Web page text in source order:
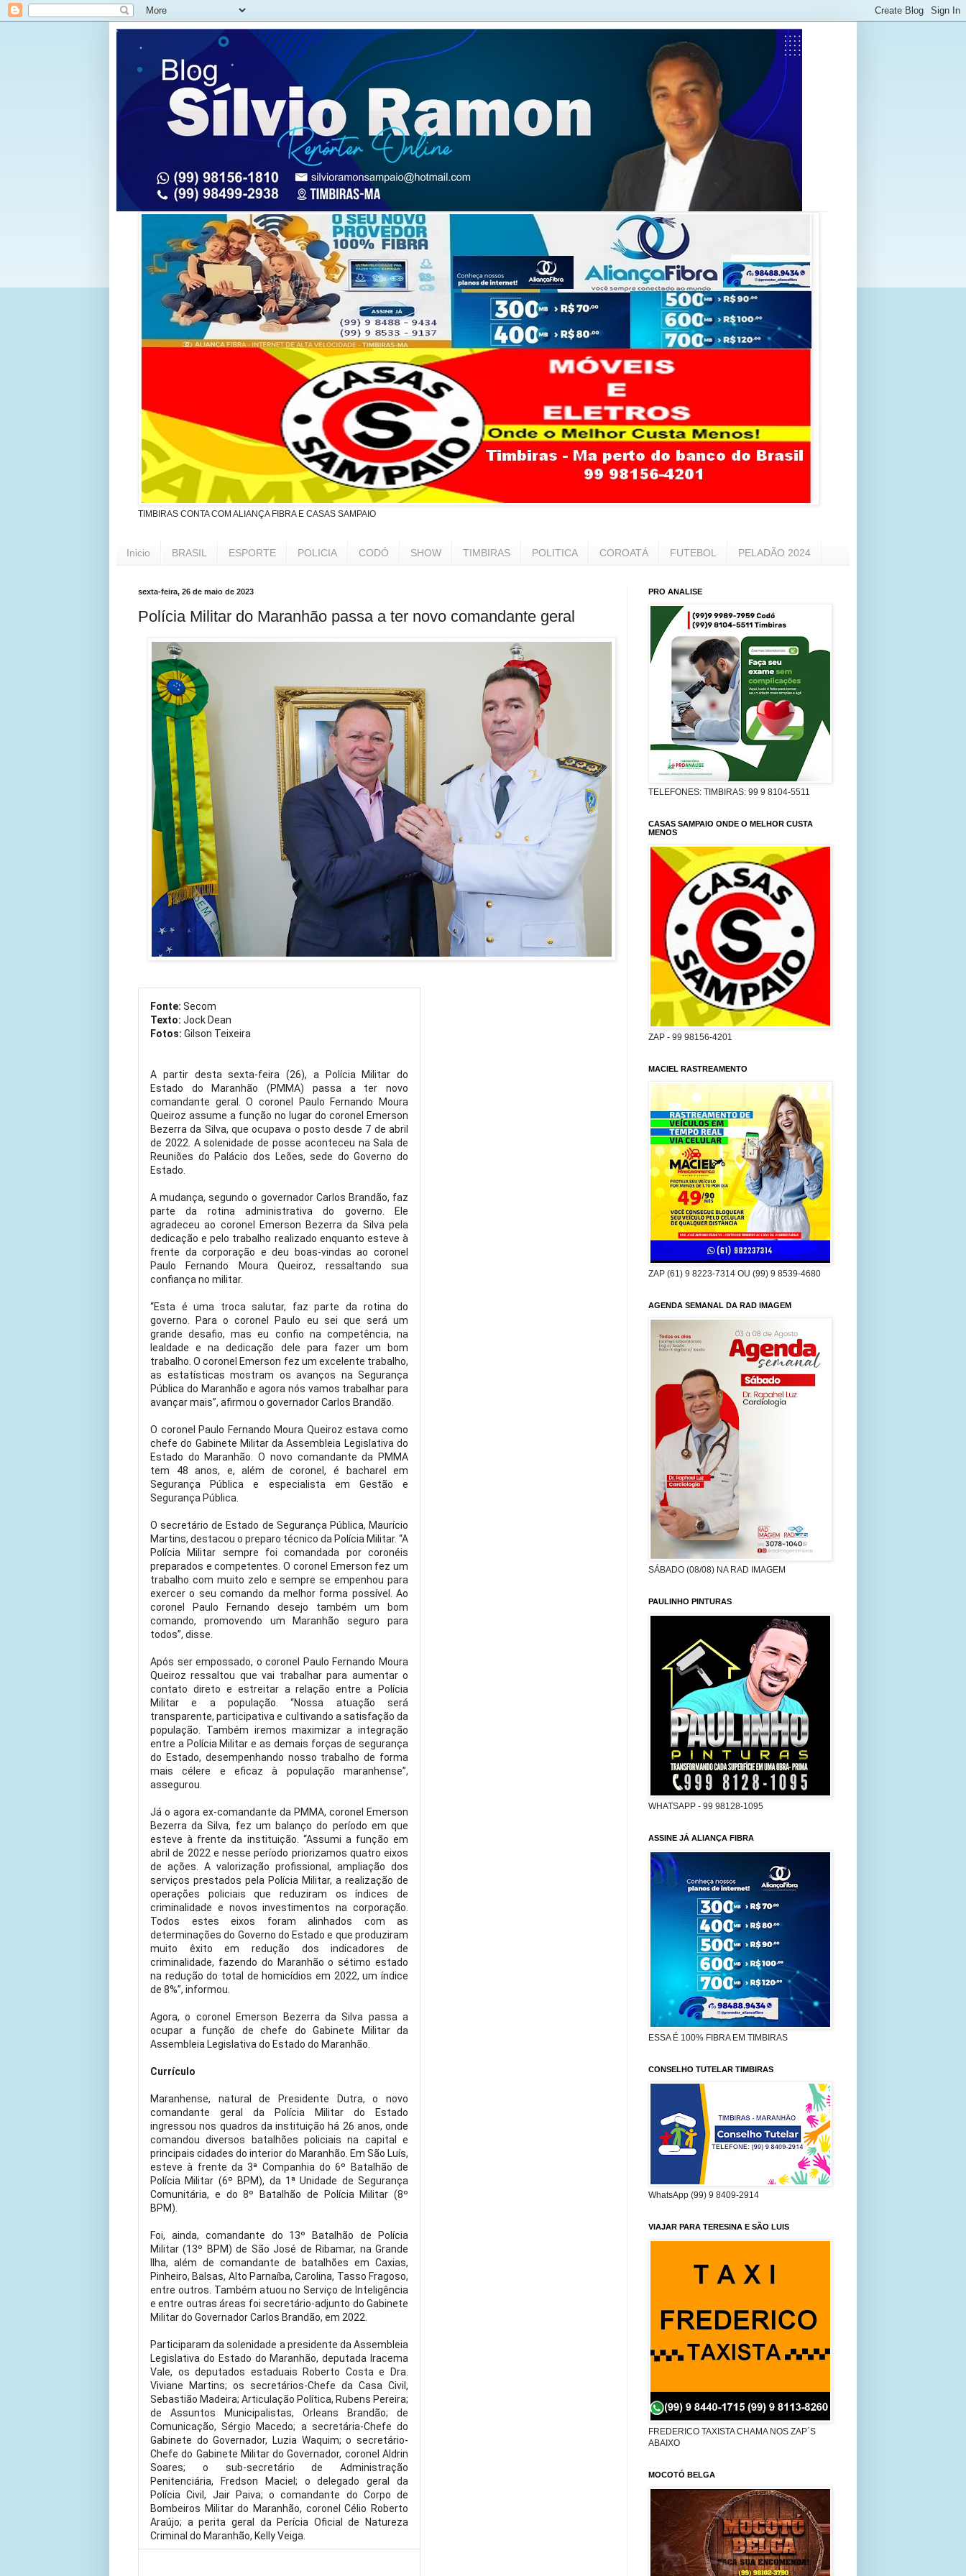
TIMBIRAS CONTA COM ALIANÇA FIBRA E CASAS SAMPAIO
Inicio BRASIL ESPORTE POLICIA CODÓ SHOW TIMBIRAS POLITICA COROATÁ FUTEBOL PELADÃO 2024
sexta-feira, 26 de maio de 2023
Polícia Militar do Maranhão passa a ter novo comandante geral
Fonte: Secom
Texto: Jock Dean
Fotos: Gilson Teixeira
A partir desta sexta-feira (26), a Polícia Militar do
Estado do Maranhão (PMMA) passa a ter novo
comandante geral. O coronel Paulo Fernando Moura
Queiroz assume a função no lugar do coronel Emerson
Bezerra da Silva, que ocupava o posto desde 7 de abril
de 2022. A solenidade de posse aconteceu na Sala de
Reuniões do Palácio dos Leões, sede do Governo do
Estado.
A mudança, segundo o governador Carlos Brandão, faz
parte da rotina administrativa do governo. Ele
agradeceu ao coronel Emerson Bezerra da Silva pela
dedicação e pelo trabalho realizado enquanto esteve à
frente da corporação e deu boas-vindas ao coronel
Paulo Fernando Moura Queiroz, ressaltando sua
confiança no militar.
“Esta é uma troca salutar, faz parte da rotina do
governo. Para o coronel Paulo eu sei que será um
grande desafio, mas eu confio na competência, na
lealdade e na dedicação dele para fazer um bom
trabalho. O coronel Emerson fez um excelente trabalho,
as estatísticas mostram os avanços na Segurança
Pública do Maranhão e agora nós vamos trabalhar para
avançar mais”, afirmou o governador Carlos Brandão.
O coronel Paulo Fernando Moura Queiroz estava como
chefe do Gabinete Militar da Assembleia Legislativa do
Estado do Maranhão. O novo comandante da PMMA
tem 48 anos, e, além de coronel, é bacharel em
Segurança Pública e especialista em Gestão e
Segurança Pública.
O secretário de Estado de Segurança Pública, Maurício
Martins, destacou o preparo técnico da Polícia Militar. “A
Polícia Militar sempre foi comandada por coronéis
preparados e competentes. O coronel Emerson fez um
trabalho com muito zelo e sempre se empenhou para
exercer o seu comando da melhor forma possível. Ao
coronel Paulo Fernando desejo também um bom
comando, promovendo um Maranhão seguro para
todos”, disse.
Após ser empossado, o coronel Paulo Fernando Moura
Queiroz ressaltou que vai trabalhar para aumentar o
contato direto e estreitar a relação entre a Polícia
Militar e a população. “Nossa atuação será
transparente, participativa e cultivando a satisfação da
população. Também iremos maximizar a integração
entre a Polícia Militar e as demais forças de segurança
do Estado, desempenhando nosso trabalho de forma
mais célere e eficaz à população maranhense”,
assegurou.
Já o agora ex-comandante da PMMA, coronel Emerson
Bezerra da Silva, fez um balanço do período em que
esteve à frente da instituição. “Assumi a função em
abril de 2022 e nesse período priorizamos quatro eixos
de ações. A valorização profissional, ampliação dos
serviços prestados pela Polícia Militar, a realização de
operações policiais que reduziram os índices de
criminalidade e novos investimentos na corporação.
Todos estes eixos foram alinhados com as
determinações do Governo do Estado e que produziram
muito êxito em redução dos indicadores de
criminalidade, fazendo do Maranhão o sétimo estado
na redução do total de homicídios em 2022, um índice
de 8%”, informou.
Agora, o coronel Emerson Bezerra da Silva passa a
ocupar a função de chefe do Gabinete Militar da
Assembleia Legislativa do Estado do Maranhão.
Currículo
Maranhense, natural de Presidente Dutra, o novo
comandante geral da Polícia Militar do Estado
ingressou nos quadros da instituição há 26 anos, onde
comandou diversos batalhões policiais na capital e
principais cidades do interior do Maranhão. Em São Luís,
esteve à frente da 3ª Companhia do 6º Batalhão de
Polícia Militar (6º BPM), da 1ª Unidade de Segurança
Comunitária, e do 8º Batalhão de Polícia Militar (8º
BPM).
Foi, ainda, comandante do 13º Batalhão de Polícia
Militar (13º BPM) de São José de Ribamar, na Grande
Ilha, além de comandante de batalhões em Caxias,
Pinheiro, Balsas, Alto Parnaíba, Carolina, Tasso Fragoso,
entre outros. Também atuou no Serviço de Inteligência
e entre outras áreas foi secretário-adjunto do Gabinete
Militar do Governador Carlos Brandão, em 2022.
Participaram da solenidade a presidente da Assembleia
Legislativa do Estado do Maranhão, deputada Iracema
Vale, os deputados estaduais Roberto Costa e Dra.
Viviane Martins; os secretários-Chefe da Casa Civil,
Sebastião Madeira; Articulação Política, Rubens Pereira;
de Assuntos Municipalistas, Orleans Brandão; de
Comunicação, Sérgio Macedo; a secretária-Chefe do
Gabinete do Governador, Luzia Waquim; o secretário-
Chefe do Gabinete Militar do Governador, coronel Aldrin
Soares; o sub-secretário de Administração
Penitenciária, Fredson Maciel; o delegado geral da
Polícia Civil, Jair Paiva; o comandante do Corpo de
Bombeiros Militar do Maranhão, coronel Célio Roberto
Araújo; a perita geral da Perícia Oficial de Natureza
Criminal do Maranhão, Kelly Veiga.
PRO ANALISE
TELEFONES: TIMBIRAS: 99 9 8104-5511
CASAS SAMPAIO ONDE O MELHOR CUSTA
MENOS
ZAP - 99 98156-4201
MACIEL RASTREAMENTO
ZAP (61) 9 8223-7314 OU (99) 9 8539-4680
AGENDA SEMANAL DA RAD IMAGEM
SÁBADO (08/08) NA RAD IMAGEM
PAULINHO PINTURAS
WHATSAPP - 99 98128-1095
ASSINE JÁ ALIANÇA FIBRA
ESSA É 100% FIBRA EM TIMBIRAS
CONSELHO TUTELAR TIMBIRAS
WhatsApp (99) 9 8409-2914
VIAJAR PARA TERESINA E SÃO LUIS
FREDERICO TAXISTA CHAMA NOS ZAP´S
ABAIXO
MOCOTÓ BELGA